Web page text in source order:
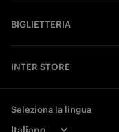
BIGLIETTERIA
INTER STORE
Seleziona la lingua